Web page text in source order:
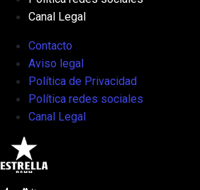
Canal Legal
Contacto
Aviso legal
Política de Privacidad
Política redes sociales
Canal Legal